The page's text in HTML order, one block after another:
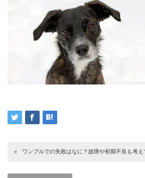
ワンブルでの失敗はなに？故障や初期不良も考え